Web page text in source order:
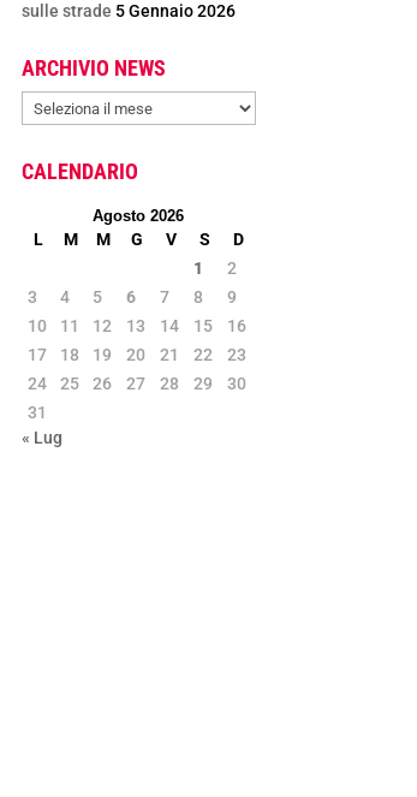
sulle strade 5 Gennaio 2026
ARCHIVIO NEWS
ARCHIVIO
NEWS
CALENDARIO
Agosto 2026
L M M G V S
D
1
2
3
4 5 6 7 8
9
10
11 12 13 14 15
16
17
18 19 20 21 22
23
24
25 26 27 28 29
30
31
« Lug